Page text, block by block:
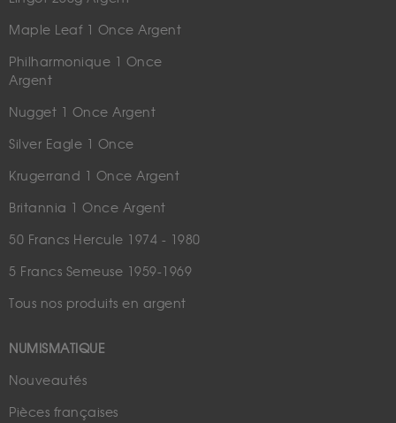
Maple Leaf 1 Once Argent
Philharmonique 1 Once
Argent
Nugget 1 Once Argent
Silver Eagle 1 Once
Krugerrand 1 Once Argent
Britannia 1 Once Argent
50 Francs Hercule 1974 - 1980
5 Francs Semeuse 1959-1969
Tous nos produits en argent
NUMISMATIQUE
Nouveautés
Pièces françaises